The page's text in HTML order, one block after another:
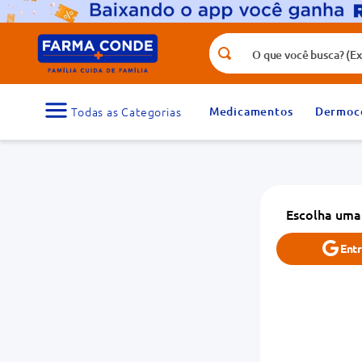
O que você busca? (Ex.: vitamina,
Medicamentos
Escolha
Termos mais buscados
1
medicamento